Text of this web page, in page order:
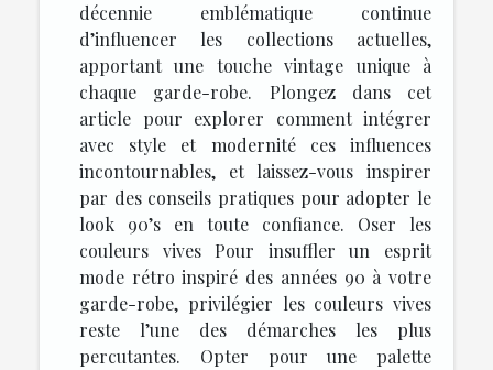
décennie emblématique continue
d’influencer les collections actuelles,
apportant une touche vintage unique à
chaque garde-robe. Plongez dans cet
article pour explorer comment intégrer
avec style et modernité ces influences
incontournables, et laissez-vous inspirer
par des conseils pratiques pour adopter le
look 90’s en toute confiance. Oser les
couleurs vives Pour insuffler un esprit
mode rétro inspiré des années 90 à votre
garde-robe, privilégier les couleurs vives
reste l’une des démarches les plus
percutantes. Opter pour une palette